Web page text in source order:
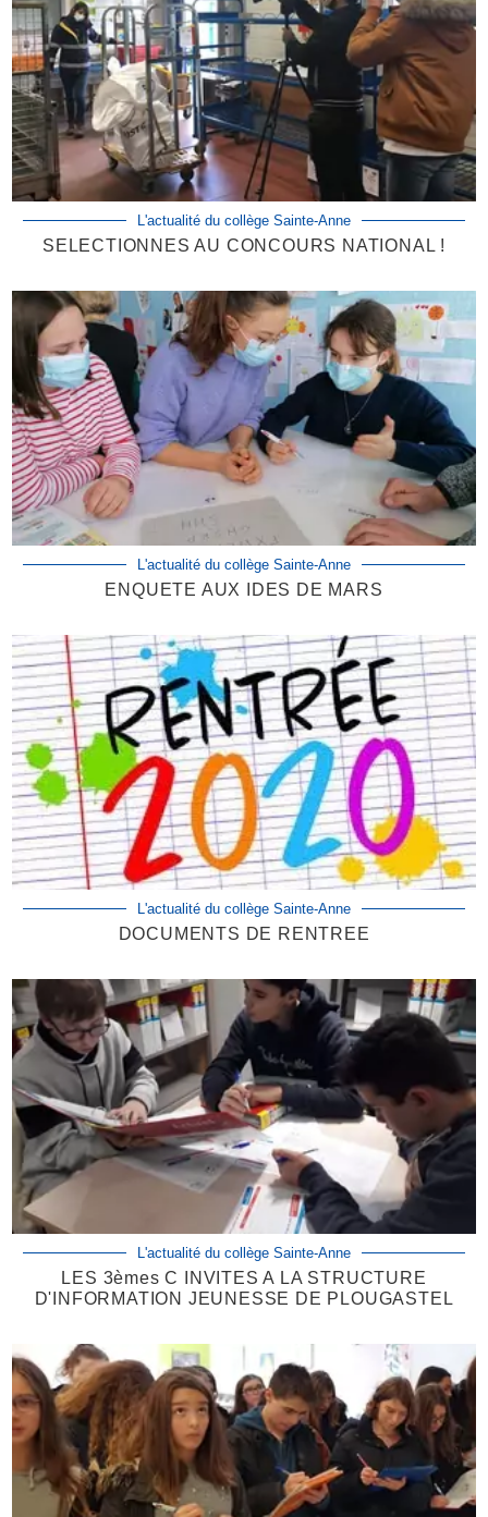
L'actualité du collège Sainte-Anne
SELECTIONNES AU CONCOURS NATIONAL !
L'actualité du collège Sainte-Anne
ENQUETE AUX IDES DE MARS
L'actualité du collège Sainte-Anne
DOCUMENTS DE RENTREE
L'actualité du collège Sainte-Anne
LES 3èmes C INVITES A LA STRUCTURE
D'INFORMATION JEUNESSE DE PLOUGASTEL